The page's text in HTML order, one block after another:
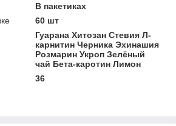
В пакетиках
60 шт
Гуарана Хитозан Стевия Л-
карнитин Черника Эхинашия
Розмарин Укроп Зелёный
чай Бета-каротин Лимон
36